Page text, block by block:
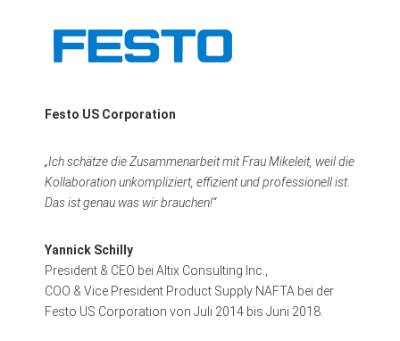
Festo US Corporation
„Ich schätze die Zusammenarbeit mit Frau Mikeleit, weil die
Kollaboration unkompliziert, effizient und professionell ist.
Das ist genau was wir brauchen!“
Yannick Schilly
President & CEO bei Altix Consulting Inc.,
COO & Vice President Product Supply NAFTA bei der
Festo US Corporation von Juli 2014 bis Juni 2018.